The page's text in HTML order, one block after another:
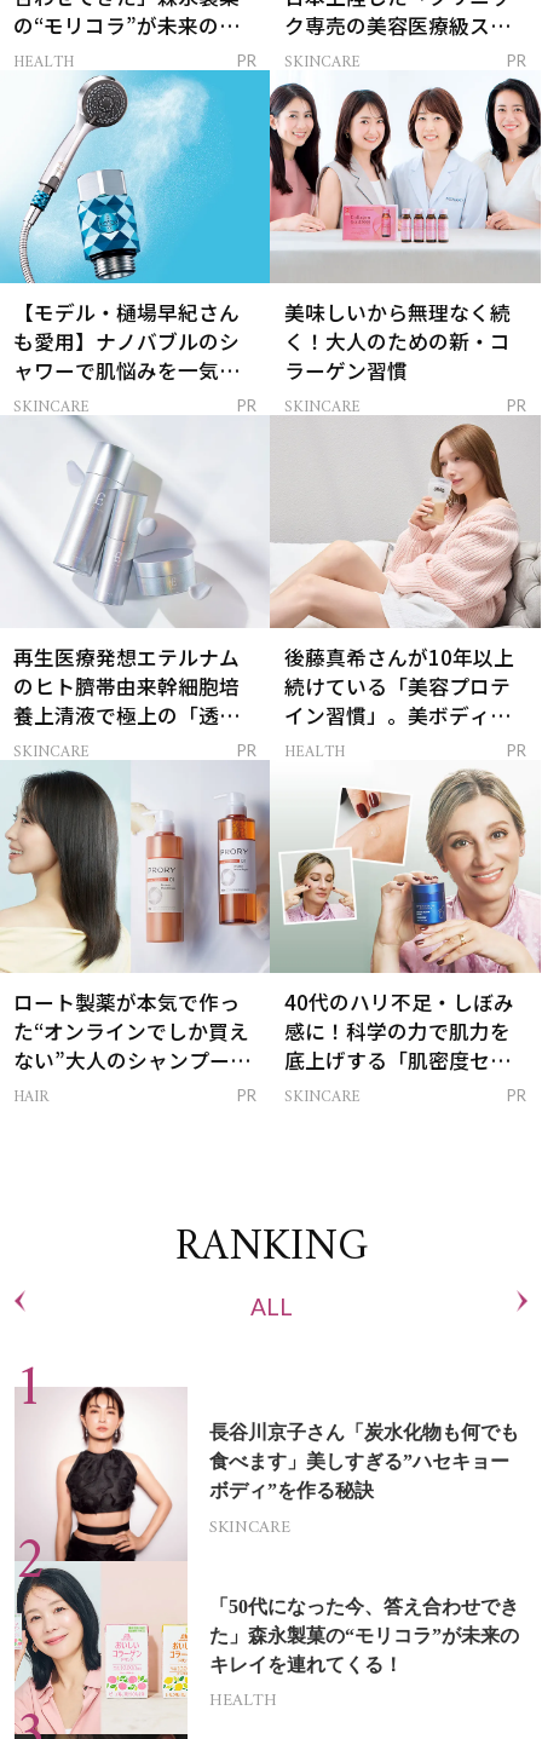
の“モリコラ”が未来のキ
レイを連れてくる！
HEALTH PR
ク専売の美容医療級スキ
ンケア」
SKINCARE PR
【モデル・樋場早紀さん
も愛用】ナノバブルのシ
ャワーで肌悩みを一気に
解決
SKINCARE PR
美味しいから無理なく続
く！大人のための新・コ
ラーゲン習慣
SKINCARE PR
再生医療発想エテルナム
のヒト臍帯由来幹細胞培
養上清液で極上の「透明
感ハリ肌」へ
SKINCARE PR
後藤真希さんが10年以上
続けている「美容プロテ
イン習慣」。美ボディを
支える朝ルーティンと
HEALTH PR
ロート製薬が本気で作っ
た“オンラインでしか買え
ない”大人のシャンプー＆
トリートメントって？
HAIR PR
40代のハリ不足・しぼみ
感に！科学の力で肌力を
底上げする「肌密度セラ
ム」
SKINCARE PR
RANKING
ALL
長谷川京子さん「炭水化物も何でも
食べます」美しすぎる”ハセキョー
ボディ”を作る秘訣
SKINCARE
「50代になった今、答え合わせでき
た」森永製菓の“モリコラ”が未来の
キレイを連れてくる！
HEALTH